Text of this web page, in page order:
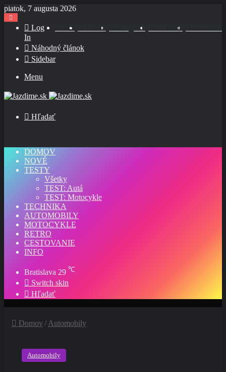
piatok, 7 augusta 2026
YouTube
Instagram
TikTok
RSS
Log
In
Náhodný článok
Sidebar
Menu
Hľadať
DOMOV
NOVÉ
TESTY
Všetky
TEST: Autá
TEST: Motocykle
TECHNIKA
AUTOMOBILY
MOTOCYKLE
RETRO
CESTOVANIE
INFO
Bratislava 29 ℃
Switch skin
Hľadať
Domov/ Automobily
Automobily